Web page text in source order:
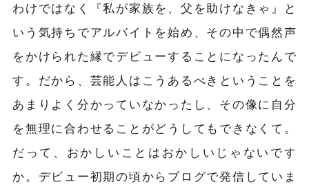
わけではなく『私が家族を、父を助けなきゃ』と
いう気持ちでアルバイトを始め、その中で偶然声
をかけられた縁でデビューすることになったんで
す。だから、芸能人はこうあるべきということを
あまりよく分かっていなかったし、その像に自分
を無理に合わせることがどうしてもできなくて。
だって、おかしいことはおかしいじゃないです
か。デビュー初期の頃からブログで発信していま